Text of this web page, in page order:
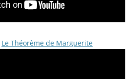
Le Théorème de Marguerite